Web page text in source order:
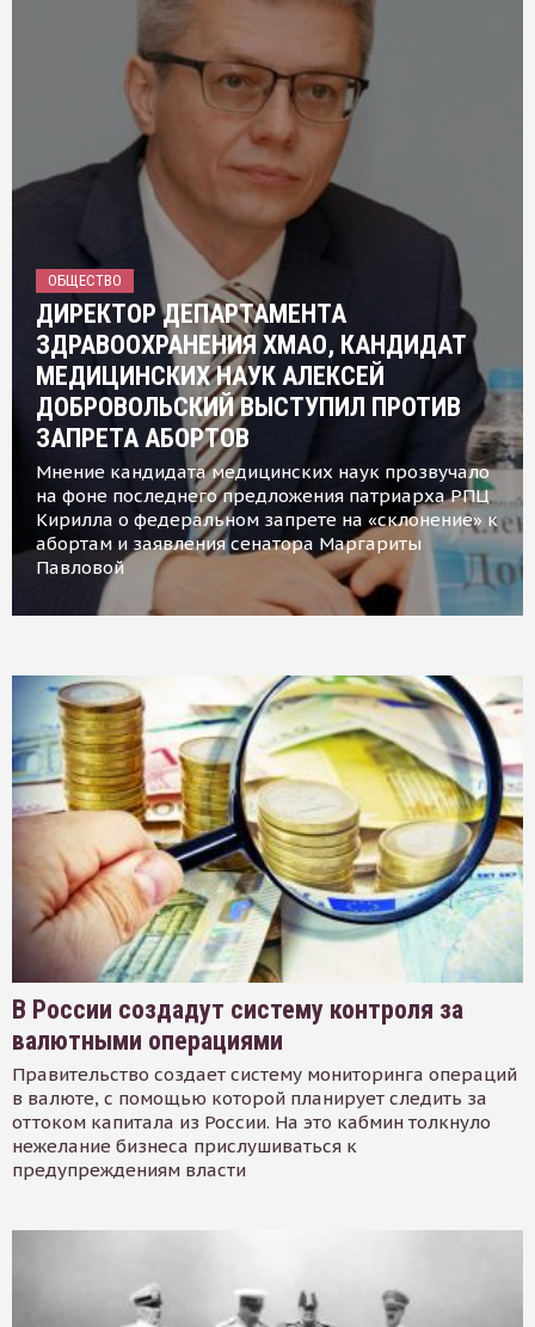
ОБЩЕСТВО
ДИРЕКТОР ДЕПАРТАМЕНТА
ЗДРАВООХРАНЕНИЯ ХМАО, КАНДИДАТ
МЕДИЦИНСКИХ НАУК АЛЕКСЕЙ
ДОБРОВОЛЬСКИЙ ВЫСТУПИЛ ПРОТИВ
ЗАПРЕТА АБОРТОВ
Мнение кандидата медицинских наук прозвучало
на фоне последнего предложения патриарха РПЦ
Кирилла о федеральном запрете на «склонение» к
абортам и заявления сенатора Маргариты
Павловой
В России создадут систему контроля за
валютными операциями
Правительство создает систему мониторинга операций
в валюте, с помощью которой планирует следить за
оттоком капитала из России. На это кабмин толкнуло
нежелание бизнеса прислушиваться к
предупреждениям власти